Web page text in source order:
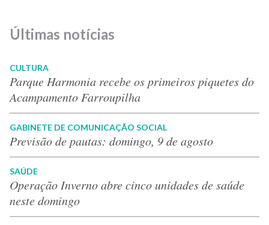
Últimas notícias
CULTURA
Parque Harmonia recebe os primeiros piquetes do
Acampamento Farroupilha
GABINETE DE COMUNICAÇÃO SOCIAL
Previsão de pautas: domingo, 9 de agosto
SAÚDE
Operação Inverno abre cinco unidades de saúde
neste domingo